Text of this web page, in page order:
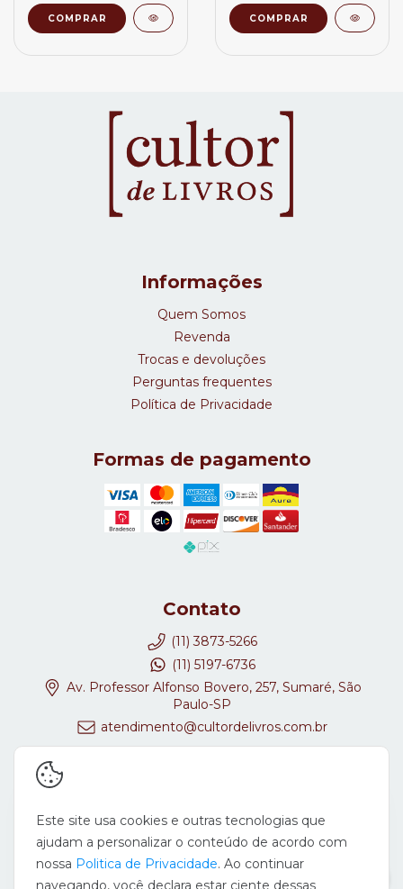
Informações
Quem Somos
Revenda
Trocas e devoluções
Perguntas frequentes
Política de Privacidade
Formas de pagamento
Contato
(11) 3873-5266
(11) 5197-6736
Av. Professor Alfonso Bovero, 257, Sumaré, São
Paulo-SP
atendimento@cultordelivros.com.br
Este site usa cookies e outras tecnologias que
ajudam a personalizar o conteúdo de acordo com
nossa Politica de Privacidade. Ao continuar
navegando, você declara estar ciente dessas